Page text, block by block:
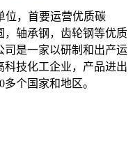
，首要运营优质碳
，轴承钢，齿轮钢等优质
是一家以研制和出产运
科技化工企业，产品进出
个国家和地区。